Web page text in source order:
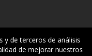
y de terceros de análisis
de mejorar nuestros